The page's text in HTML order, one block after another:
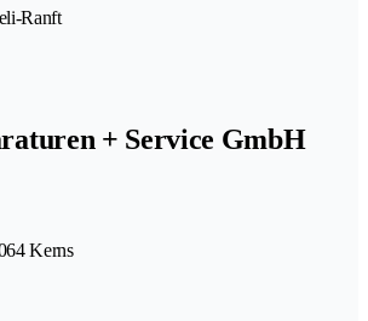
Ranft
+ Service GmbH
Kerns